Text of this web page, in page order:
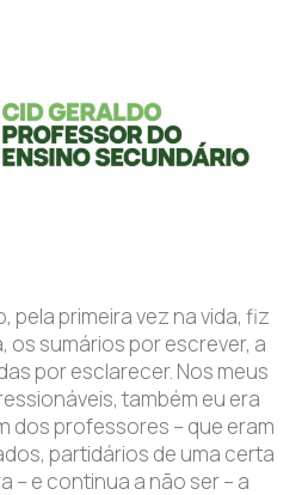
pela primeira vez na vida, fiz
os sumários por escrever, a
por esclarecer. Nos meus
também eu era
dos professores – que eram
partidários de uma certa
– e continua a não ser – a